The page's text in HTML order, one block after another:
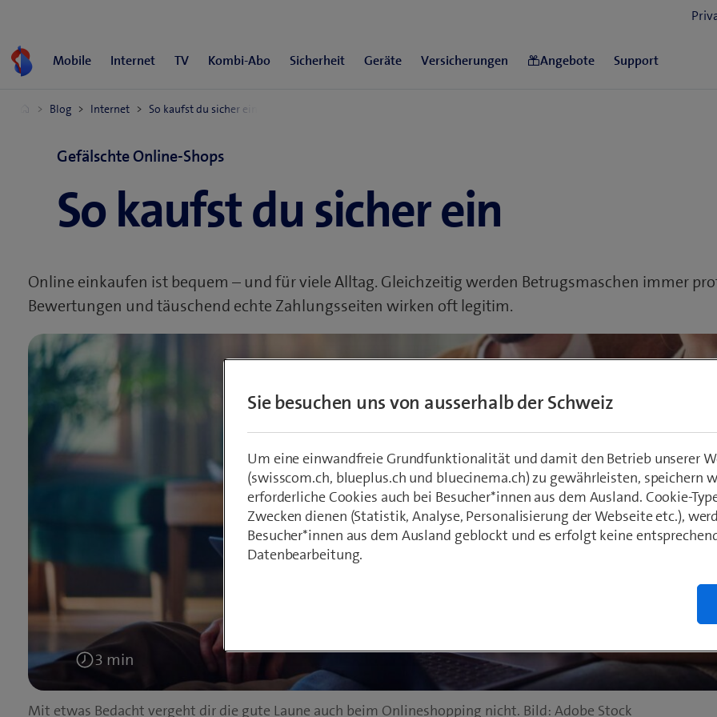
springen
Gefälschte Online-Shops
So kaufst du sicher ein
Online einkaufen ist bequem – und für viele Alltag. Gleichzeitig werden Betrugsmaschen immer
Bewertungen und täuschend echte Zahlungsseiten wirken oft legitim.
Lesedauer:
3 min
Mit etwas Bedacht vergeht dir die gute Laune auch beim Onlineshopping nicht. Bild: Adobe Stock
Sie besuchen uns von ausserhalb der Schweiz
Um eine einwandfreie Grundfunktionalität und damit den Betrieb unserer
(swisscom.ch, blueplus.ch und bluecinema.ch) zu gewährleisten, speichern
erforderliche Cookies auch bei Besucher*innen aus dem Ausland. Cookie-
Zwecken dienen (Statistik, Analyse, Personalisierung der Webseite etc.),
Besucher*innen aus dem Ausland geblockt und es erfolgt keine
Datenbearbeitung.